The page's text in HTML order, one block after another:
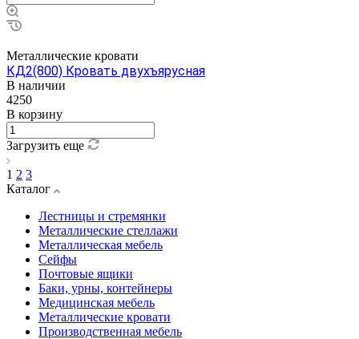
Металлические кровати
КД2(800) Кровать двухъярусная
В наличии
4250
В корзину
Загрузить еще
1 2 3
Каталог
Лестницы и стремянки
Металлические стеллажи
Металлическая мебель
Сейфы
Почтовые ящики
Баки, урны, контейнеры
Медицинская мебель
Металлические кровати
Производственная мебель